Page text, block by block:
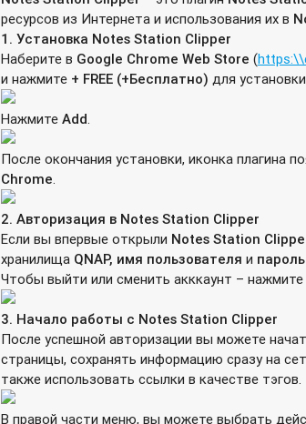
ресурсов из Интернета и использования их в
1. Установка Notes Station Clipper
Наберите в Google Chrome Web Store (
и нажмите + FREE (+Бесплатно) для
Нажмите Add
После окончания установки, иконка плагина
Chrome
2. Авторизация вNotes Station Clipper
Если вы впервые открыли Notes Station
хранилища QNAP, имя пользователя и пароль
Чтобы выйти или сменить акккаунт – нажмите
3. Начало работы с Notes Station Clipper
После успешной авторизации вы можете
страницы, сохранять информацию сразу на
также использовать ссылки в качестве тэгов.
В правой части меню, вы можете выбрать